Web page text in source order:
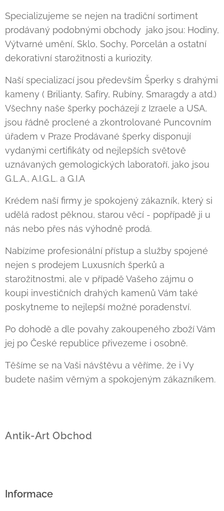
Specializujeme se nejen na tradiční sortiment
prodávaný podobnými obchody jako jsou: Hodiny,
Výtvarné umění, Sklo, Sochy, Porcelán a ostatní
dekorativní starožitnosti a kuriozity.
Naší specializací jsou především Šperky s drahými
kameny ( Brilianty, Safíry, Rubíny, Smaragdy a atd.)
Všechny naše šperky pocházejí z Izraele a USA,
jsou řádně proclené a zkontrolované Puncovním
úřadem v Praze Prodávané šperky disponují
vydanými certifikáty od nejlepších světově
uznávaných gemologických laboratoří, jako jsou
G.L.A., A.I.G.L. a G.I.A
Krédem naší firmy je spokojený zákazník, který si
udělá radost pěknou, starou věcí - popřípadě ji u
nás nebo přes nás výhodně prodá.
Nabízíme profesionální přístup a služby spojené
nejen s prodejem Luxusních šperků a
starožitnostmi, ale v případě Vašeho zájmu o
koupi investičních drahých kamenů Vám také
poskytneme to nejlepší možné poradenství.
Po dohodě a dle povahy zakoupeného zboží Vám
jej po České republice přivezeme i osobně.
Těšíme se na Vaši návštěvu a věříme, že i Vy
budete našim věrným a spokojeným zákazníkem.
Antik-Art Obchod
Informace